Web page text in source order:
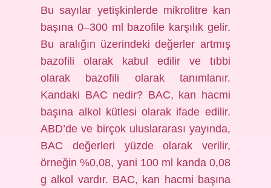
Bu sayılar yetişkinlerde mikrolitre kan
başına 0–300 ml bazofile karşılık gelir.
Bu aralığın üzerindeki değerler artmış
bazofili olarak kabul edilir ve tıbbi
olarak bazofili olarak tanımlanır.
Kandaki BAC nedir? BAC, kan hacmi
başına alkol kütlesi olarak ifade edilir.
ABD’de ve birçok uluslararası yayında,
BAC değerleri yüzde olarak verilir,
örneğin %0,08, yani 100 ml kanda 0,08
g alkol vardır. BAC, kan hacmi başına